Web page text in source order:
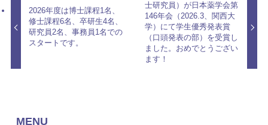
2026年度は博士課程1名、
修士課程6名、卒研生4名、
研究員2名、事務員1名での
スタートです。
士研究員）が日本薬学会第
146年会（2026.3、関西大
学）にて学生優秀発表賞
（口頭発表の部）を受賞し
ました。おめでとうござい
ます！
MENU